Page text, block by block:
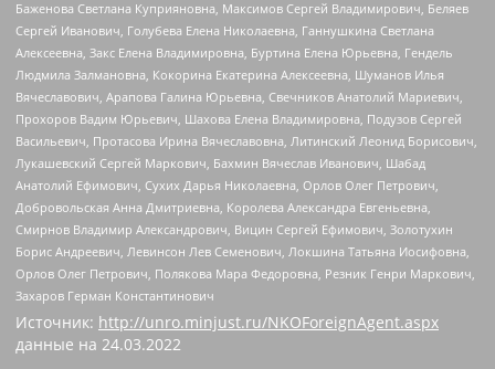
Баженова Светлана Куприяновна, Максимов Сергей Владимирович, Беляев
Сергей Иванович, Голубева Елена Николаевна, Ганнушкина Светлана
Алексеевна, Закс Елена Владимировна, Буртина Елена Юрьевна, Гендель
Людмила Залмановна, Кокорина Екатерина Алексеевна, Шуманов Илья
Вячеславович, Арапова Галина Юрьевна, Свечников Анатолий Мариевич,
Прохоров Вадим Юрьевич, Шахова Елена Владимировна, Подузов Сергей
Васильевич, Протасова Ирина Вячеславовна, Литинский Леонид Борисович,
Лукашевский Сергей Маркович, Бахмин Вячеслав Иванович, Шабад
Анатолий Ефимович, Сухих Дарья Николаевна, Орлов Олег Петрович,
Добровольская Анна Дмитриевна, Королева Александра Евгеньевна,
Смирнов Владимир Александрович, Вицин Сергей Ефимович, Золотухин
Борис Андреевич, Левинсон Лев Семенович, Локшина Татьяна Иосифовна,
Орлов Олег Петрович, Полякова Мара Федоровна, Резник Генри Маркович,
Захаров Герман Константинович
Источник: http://unro.minjust.ru/NKOForeignAgent.aspx
данные на 24.03.2022